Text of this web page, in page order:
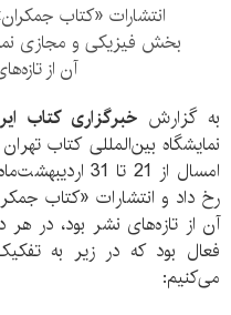
آن از
به گزارشخبرگزاری کتاب
نمایشگاه بین‌المللی کتاب
امسال از 21 تا
آن از تازه‌های نشر بود، در
فعال بود که در زیر به
می‌کنیم: